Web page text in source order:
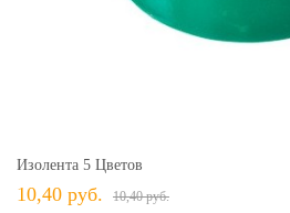
Изолента 5 Цветов
10,40 руб. 10,40 руб.